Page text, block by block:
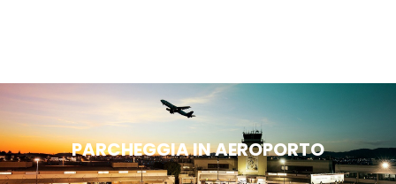
PARCHEGGIA IN AEROPORTO